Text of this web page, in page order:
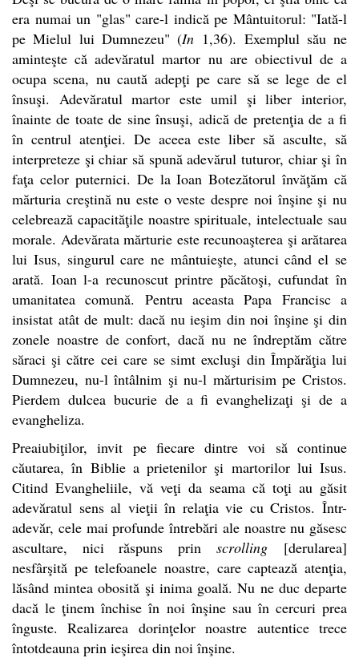
era numai un "glas" care-l indică pe Mântuitorul: "Iată-l
pe Mielul lui Dumnezeu" (In 1,36). Exemplul său ne
aminteşte că adevăratul martor nu are obiectivul de a
ocupa scena, nu caută adepţi pe care să se lege de el
însuşi. Adevăratul martor este umil şi liber interior,
înainte de toate de sine însuşi, adică de pretenţia de a fi
în centrul atenţiei. De aceea este liber să asculte, să
interpreteze şi chiar să spună adevărul tuturor, chiar şi în
faţa celor puternici. De la Ioan Botezătorul învăţăm că
mărturia creştină nu este o veste despre noi înşine şi nu
celebrează capacităţile noastre spirituale, intelectuale sau
morale. Adevărata mărturie este recunoaşterea şi arătarea
lui Isus, singurul care ne mântuieşte, atunci când el se
arată. Ioan l-a recunoscut printre păcătoşi, cufundat în
umanitatea comună. Pentru aceasta Papa Francisc a
insistat atât de mult: dacă nu ieşim din noi înşine şi din
zonele noastre de confort, dacă nu ne îndreptăm către
săraci şi către cei care se simt excluşi din Împărăţia lui
Dumnezeu, nu-l întâlnim şi nu-l mărturisim pe Cristos.
Pierdem dulcea bucurie de a fi evanghelizaţi şi de a
evangheliza.
Preaiubiţilor, invit pe fiecare dintre voi să continue
căutarea, în Biblie a prietenilor şi martorilor lui Isus.
Citind Evangheliile, vă veţi da seama că toţi au găsit
adevăratul sens al vieţii în relaţia vie cu Cristos. Într-
adevăr, cele mai profunde întrebări ale noastre nu găsesc
ascultare, nici răspuns prinscrolling [derularea]
nesfârşită pe telefoanele noastre, care captează atenţia,
lăsând mintea obosită şi inima goală. Nu ne duc departe
dacă le ţinem închise în noi înşine sau în cercuri prea
înguste. Realizarea dorinţelor noastre autentice trece
întotdeauna prin ieşirea din noi înşine.